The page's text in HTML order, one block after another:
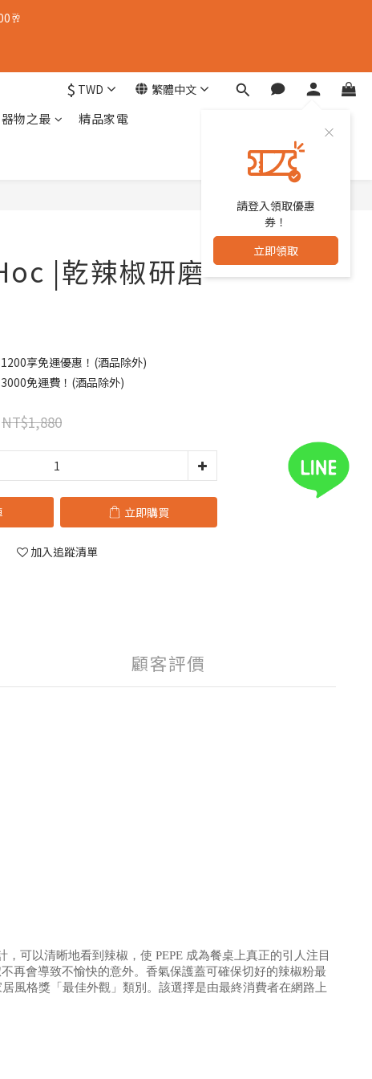
$ TWD 繁體中文
請登入領取優惠
券！
立即領取
器物之最 精品家電
|乾辣椒研磨
享免運優惠！(酒品除外)
免運費！(酒品除外)
NT$1,880
立即購買
加入追蹤清單
顧客評價
可以清晰地看到辣椒，使 PEPE 成為餐桌上真正的引人注目
再會導致不愉快的意外。香氣保護蓋可確保切好的辣椒粉最
風格獎「最佳外觀」類別。該選擇是由最終消費者在網路上
立即購買